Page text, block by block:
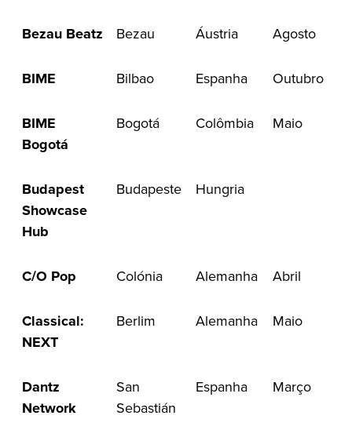
Bezau Beatz Bezau Áustria Agosto
BIME Bilbao Espanha Outubro
BIME
Bogotá
Bogotá Colômbia Maio
Budapest
Showcase
Hub
Budapeste Hungria
C/O Pop Colónia Alemanha Abril
Classical:
NEXT
Berlim Alemanha Maio
Dantz
Network
San
Sebastián
Espanha Março